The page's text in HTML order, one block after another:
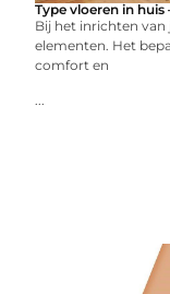
Type vloeren in huis
Bij het inrichten van
elementen. Het
comfort en
...